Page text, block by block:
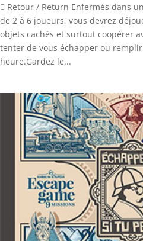
 Retour / Return Enfermés dans
de 2 à 6 joueurs, vous devrez
objets cachés et surtout coopérer
tenter de vous échapper ou
heure.Gardez le...